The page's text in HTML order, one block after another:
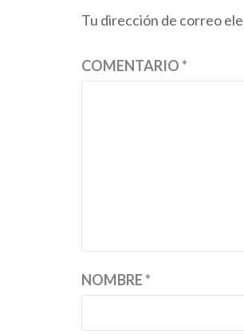
Tu dirección de correo
COMENTARIO*
NOMBRE*